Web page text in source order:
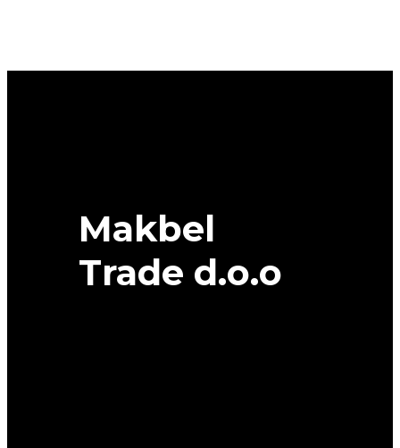
Makbel
Trade d.o.o